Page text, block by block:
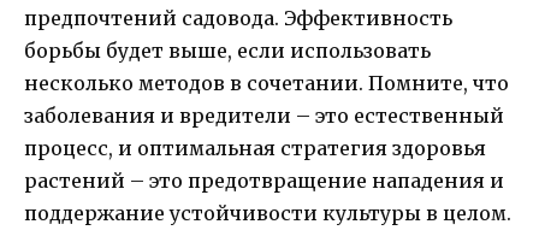
предпочтений садовода. Эффективность
борьбы будет выше, если использовать
несколько методов в сочетании. Помните, что
заболевания и вредители – это естественный
процесс, и оптимальная стратегия здоровья
растений – это предотвращение нападения и
поддержание устойчивости культуры в целом.